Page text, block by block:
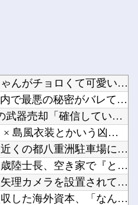
みい山作者・亜月ねねちゃんがチョロくて可愛いwwwwwww ...
人気YouTuberさん、動画内で最悪の秘密がバレて終わる・...
台湾への140億ドル規模の武器売却「確信している」 …米共和...
【ウマ娘】ライトハロー × 島風衣装とかいう凶悪すぎる組み合...
【速報】都知事、東京駅近くの都八重洲駐車場に「巨大地下シェル...
【衝撃】陸上自衛隊の22歳陸士長、空き家で『とんでもない事』...
【悲報】チーター、無理矢理カメラを設置されてしょんぼり顔他
日本のフォント企業を買収した海外資本、「なんで自ら売上ゼロに...